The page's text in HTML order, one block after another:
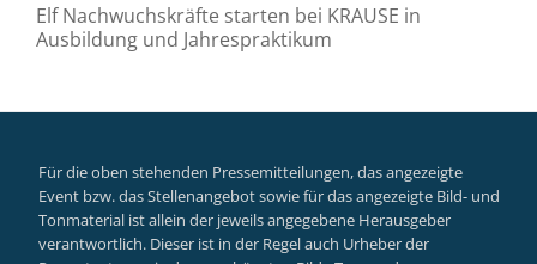
Elf Nachwuchskräfte starten bei KRAUSE in
Ausbildung und Jahrespraktikum
Für die oben stehenden Pressemitteilungen, das angezeigte
Event bzw. das Stellenangebot sowie für das angezeigte Bild- und
Tonmaterial ist allein der jeweils angegebene Herausgeber
verantwortlich. Dieser ist in der Regel auch Urheber der